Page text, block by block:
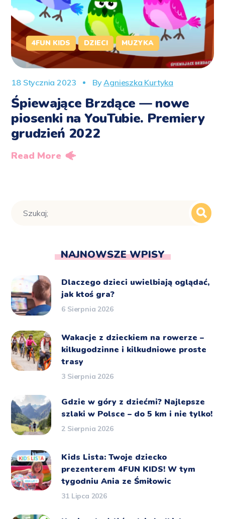
4FUN KIDS DZIECI MUZYKA
18 Stycznia 2023 ByAgnieszka Kurtyka
Śpiewające Brzdące — nowe
piosenki na YouTubie. Premiery
grudzień 2022
Read More
NAJNOWSZE WPISY
Dlaczego dzieci uwielbiają oglądać,
jak ktoś gra?
6 Sierpnia 2026
Wakacje z dzieckiem na rowerze –
kilkugodzinne i kilkudniowe proste
trasy
3 Sierpnia 2026
Gdzie w góry z dziećmi? Najlepsze
szlaki w Polsce – do 5 km i nie tylko!
2 Sierpnia 2026
Kids Lista: Twoje dziecko
prezenterem 4FUN KIDS! W tym
tygodniu Ania ze Śmiłowic
31 Lipca 2026